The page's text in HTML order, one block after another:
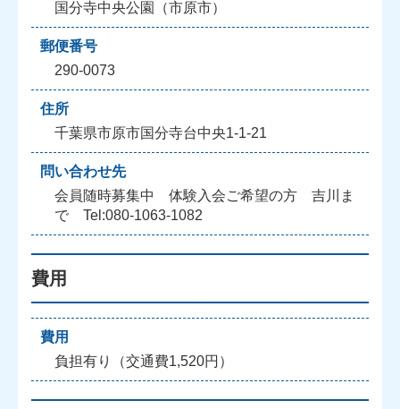
国分寺中央公園（市原市）
郵便番号
290-0073
住所
千葉県市原市国分寺台中央1‐1‐21
問い合わせ先
会員随時募集中 体験入会ご希望の方 吉川ま
で Tel:080-1063-1082
費用
費用
負担有り（交通費1,520円）